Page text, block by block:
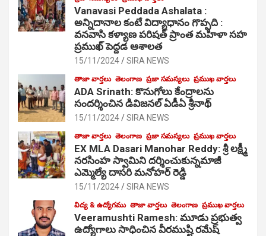
Vanavasi Peddada Ashalata :
అన్నిదానాల కంటే విద్యాధానం గొప్పది :
వనవాసి కళ్యాణ పరిషత్ ప్రాంత మహిళా సహ
ప్రముఖ్ పెద్దడ ఆశాలత
15/11/2024 SIRA NEWS
తాజా వార్తలు తెలంగాణ ప్రజా సమస్యలు ప్రముఖ వార్తలు
ADA Srinath: కొనుగోలు కేంద్రాల‌ను
సంద‌ర్శించిన డివిజనల్ ఏడీఏ శ్రీనాథ్
15/11/2024 SIRA NEWS
తాజా వార్తలు తెలంగాణ ప్రజా సమస్యలు ప్రముఖ వార్తలు
EX MLA Dasari Manohar Reddy: శ్రీ లక్ష్మీ
నరసింహ స్వామిని దర్శించుకున్నమాజీ
ఎమ్మెల్యే దాసరి మనోహర్ రెడ్డి
15/11/2024 SIRA NEWS
విద్య & ఉద్యోగము తాజా వార్తలు తెలంగాణ ప్రముఖ వార్తలు
Veeramushti Ramesh: మూడు ప్రభుత్వ
ఉద్యోగాలు సాధించిన వీరముష్టి రమేష్